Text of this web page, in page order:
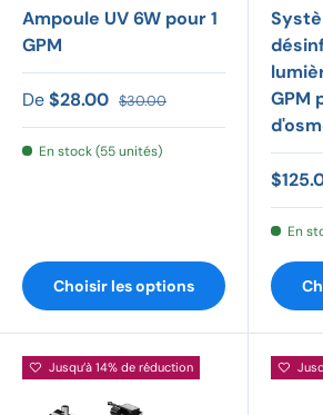
Ampoule UV 6W pour 1
GPM
De$28.00 $30.00
En stock (55 unités)
Choisir les options
GPM
En
Jusqu’à 14% de réduction